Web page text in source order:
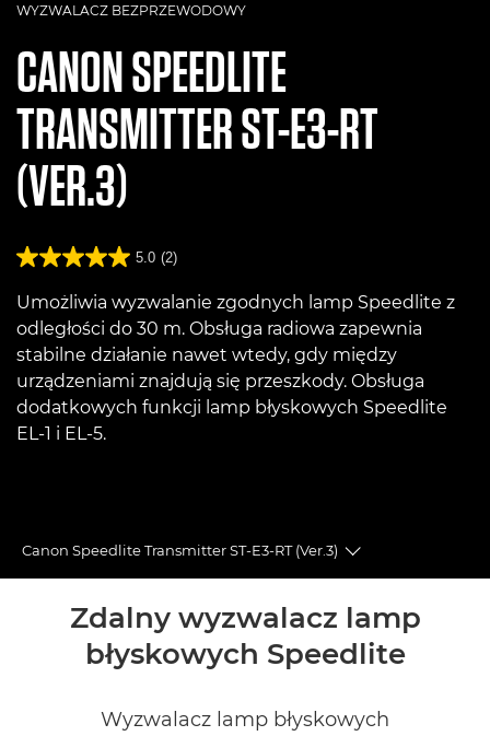
WYZWALACZ BEZPRZEWODOWY
CANONSPEEDLITE
TRANSMITTER ST-E3-RT
(VER.3)
5.0 (2)
Umożliwia wyzwalanie zgodnych lamp Speedlite z
odległości do 30 m. Obsługa radiowa zapewnia
stabilne działanie nawet wtedy, gdy między
urządzeniami znajdują się przeszkody. Obsługa
dodatkowych funkcji lamp błyskowych Speedlite
EL-1 i EL-5.
Canon Speedlite Transmitter ST-E3-RT (Ver.3)
Toggle
Wprowadzenie
Dane techniczne
Zdalny wyzwalacz lamp
błyskowych Speedlite
Wyzwalacz lamp błyskowych